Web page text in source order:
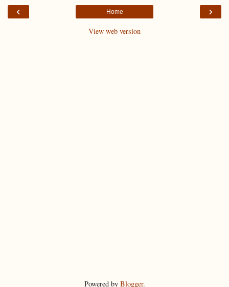
‹ ›
Home
View web version
Powered by Blogger.